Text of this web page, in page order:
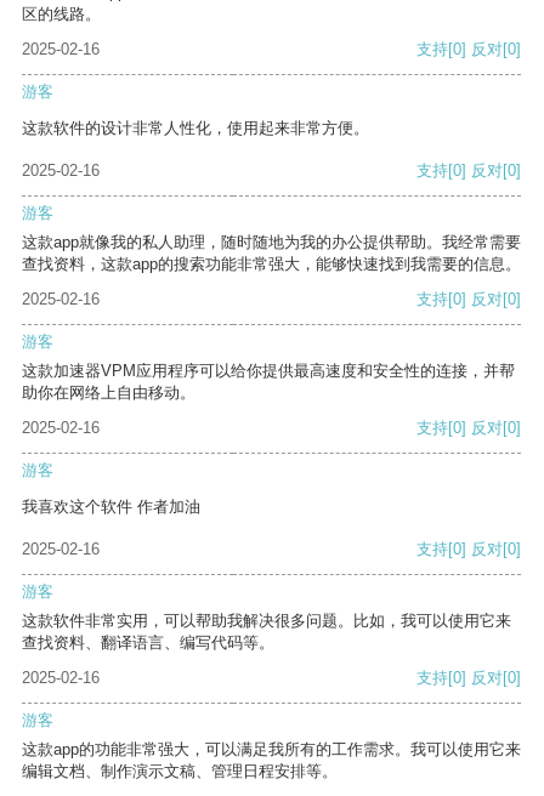
区的线路。
2025-02-16
支持[0] 反对[0]
游客
这款软件的设计非常人性化，使用起来非常方便。
2025-02-16 支持[0] 反对[0]
游客
这款app就像我的私人助理，随时随地为我的办公提供帮助。我经常需要
查找资料，这款app的搜索功能非常强大，能够快速找到我需要的信息。
2025-02-16
支持[0] 反对[0]
游客
这款加速器VPM应用程序可以给你提供最高速度和安全性的连接，并帮
助你在网络上自由移动。
2025-02-16
支持[0] 反对[0]
游客
我喜欢这个软件 作者加油
2025-02-16 支持[0] 反对[0]
游客
这款软件非常实用，可以帮助我解决很多问题。比如，我可以使用它来
查找资料、翻译语言、编写代码等。
2025-02-16
支持[0] 反对[0]
游客
这款app的功能非常强大，可以满足我所有的工作需求。我可以使用它来
编辑文档、制作演示文稿、管理日程安排等。